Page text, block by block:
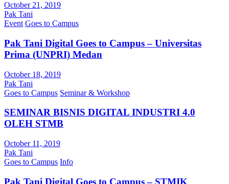
October 21, 2019
Pak Tani
Event Goes to Campus
Pak Tani Digital Goes to Campus – Universitas
Prima (UNPRI) Medan
October 18, 2019
Pak Tani
Goes to Campus Seminar & Workshop
SEMINAR BISNIS DIGITAL INDUSTRI 4.0
OLEH STMB
October 11, 2019
Pak Tani
Goes to Campus Info
Pak Tani Digital Goes to Campus – STMIK